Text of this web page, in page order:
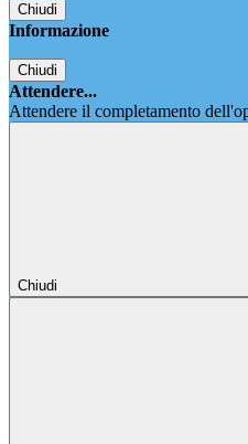
Chiudi
Informazione
Chiudi
Attendere...
Attendere il completamento
Chiudi